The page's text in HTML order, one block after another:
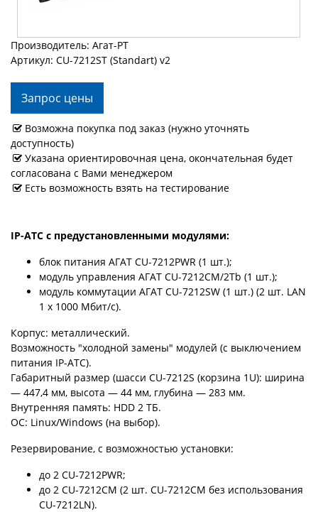
Производитель: Агат-РТ
Артикул: CU-7212ST (Standart) v2
Запрос цены
Возможна покупка под заказ (нужно уточнять
доступность)
Указана ориентировочная цена, окончательная будет
согласована с Вами менеджером
Есть возможность взять на тестирование
IP-АТС с предустановленными модулями:
блок питания АГАТ CU-7212PWR (1 шт.);
модуль управления АГАТ CU-7212CM/2Tb (1 шт.);
модуль коммутации АГАТ CU-7212SW (1 шт.) (2 шт. LAN
1 х 1000 Мбит/с).
Корпус: металлический.
Возможность "холодной замены" модулей (с выключением
питания IP-АТС).
Габаритный размер (шасси CU-7212S (корзина 1U): ширина
— 447,4 мм, высота — 44 мм, глубина — 283 мм.
Внутренняя память: HDD 2 ТБ.
OC: Linux/Windows (на выбор).
Резервирование, с возможностью установки:
до 2 CU-7212PWR;
до 2 CU-7212CM (2 шт. CU-7212CM без использования
CU-7212LN).